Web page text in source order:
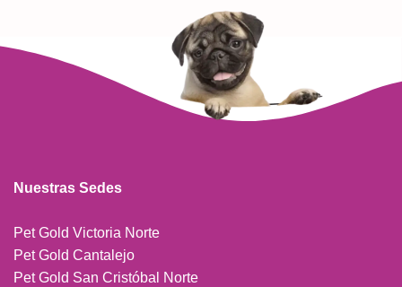
Nuestras Sedes
Pet Gold Victoria Norte
Pet Gold Cantalejo
Pet Gold San Cristóbal Norte